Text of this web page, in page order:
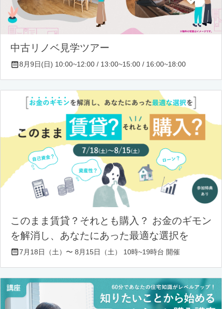
中古リノベ見学ツアー
8月9日(日) 10:00~12:00 / 13:00~15:00 / 16:00~18:00
このまま賃貸？それとも購入？ お金のギモン
を解消し、あなたにあった最適な選択を
7月18日（土）〜 8月15日（土） 10時~19時台 開催